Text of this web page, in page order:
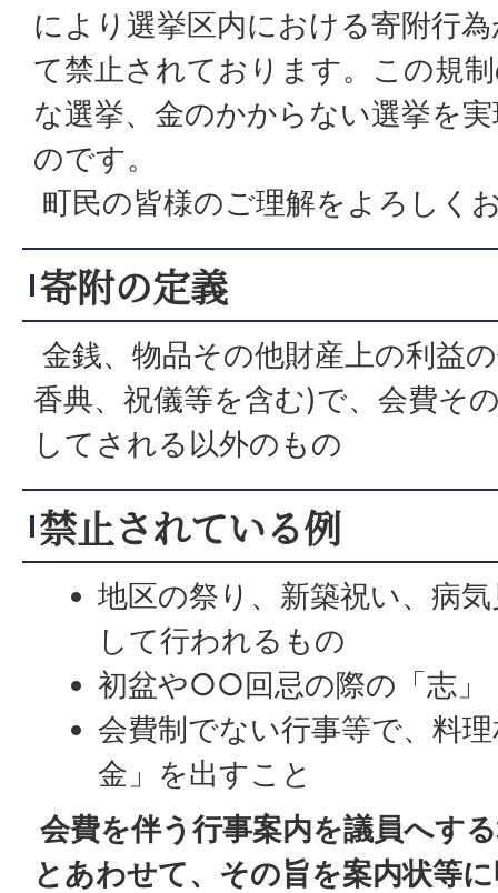
により選挙区内における寄附行
て禁止されております。この規
な選挙、金のかからない選挙を
のです。
町民の皆様のご理解をよろしく
寄附の定義
金銭、物品その他財産上の利益
香典、祝儀等を含む)で、会費そ
してされる以外のもの
禁止されている例
地区の祭り、新築祝い、病
して行われるもの
初盆や○○回忌の際の「志」
会費制でない行事等で、料
金」を出すこと
会費を伴う行事案内を議員へす
とあわせて、その旨を案内状等